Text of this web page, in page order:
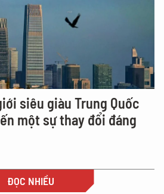
siêu giàu Trung Quốc
một sự thay đổi đáng
ĐỌC NHIỀU